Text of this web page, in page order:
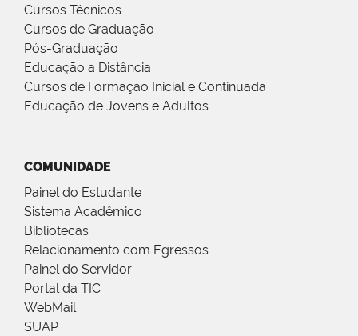
Cursos Técnicos
Cursos de Graduação
Pós-Graduação
Educação a Distância
Cursos de Formação Inicial e Continuada
Educação de Jovens e Adultos
COMUNIDADE
Painel do Estudante
Sistema Acadêmico
Bibliotecas
Relacionamento com Egressos
Painel do Servidor
Portal da TIC
WebMail
SUAP